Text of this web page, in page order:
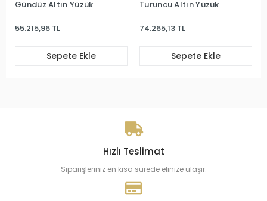
Gündüz Altın Yüzük
55.215,96 TL
Sepete Ekle
Turuncu Altın Yüzük
74.265,13 TL
Sepete Ekle
Hızlı Teslimat
Siparişleriniz en kısa sürede elinize ulaşır.